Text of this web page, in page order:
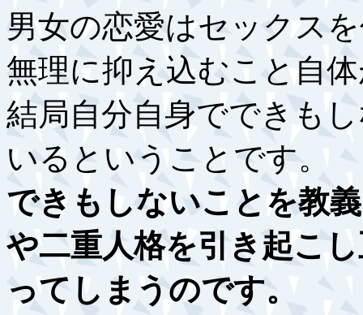
男女の恋愛はセックス
無理に抑え込むこと自
結局自分自身でできも
いるということです。
できもしないことを教
や二重人格を引き起こ
ってしまうのです。